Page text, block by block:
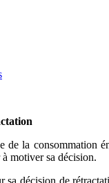
de la consommation
motiver sa décision.